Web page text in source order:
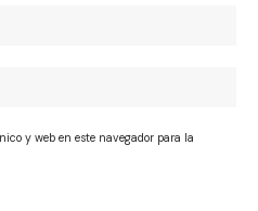
y web en este navegador para la